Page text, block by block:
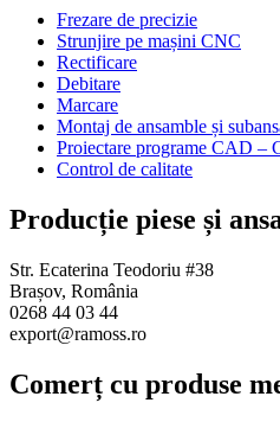
Frezare de precizie
Strunjire pe mașini CNC
Rectificare
Debitare
Marcare
Montaj de ansamble și
Proiectare programe CAD –
Control de calitate
Producție piese și
Str. Ecaterina Teodoriu #38
Brașov, România
0268 44 03 44
export@ramoss.ro
Comerț cu produse